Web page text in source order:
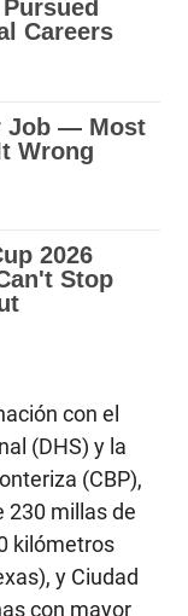
con el
(DHS) y la
(CBP),
230 millas de
kilómetros
y Ciudad
con mayor